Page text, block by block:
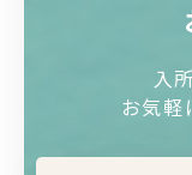
入
お気軽